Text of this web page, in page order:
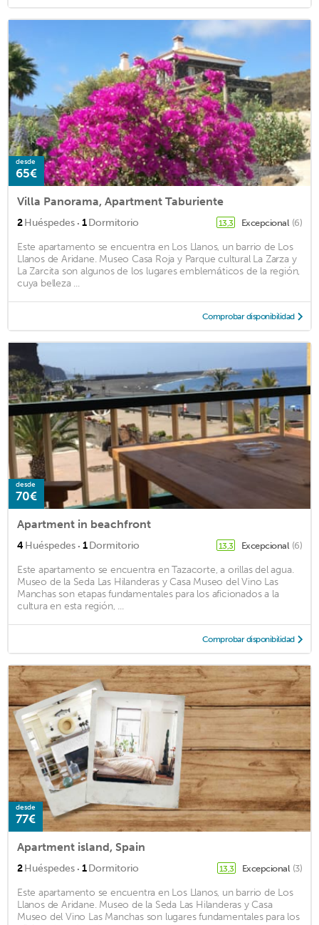
desde
65€
Villa Panorama, Apartment Taburiente
2Huéspedes · 1Dormitorio 13,3 Excepcional (6)
Este apartamento se encuentra en Los Llanos, un barrio de Los
Llanos de Aridane. Museo Casa Roja y Parque cultural La Zarza y
La Zarcita son algunos de los lugares emblemáticos de la región,
cuya belleza ...
Comprobar disponibilidad
desde
70€
Apartment in beachfront
4Huéspedes · 1Dormitorio 13,3 Excepcional (6)
Este apartamento se encuentra en Tazacorte, a orillas del agua.
Museo de la Seda Las Hilanderas y Casa Museo del Vino Las
Manchas son etapas fundamentales para los aficionados a la
cultura en esta región, ...
Comprobar disponibilidad
desde
77€
Apartment island, Spain
2Huéspedes · 1Dormitorio 13,3 Excepcional (3)
Este apartamento se encuentra en Los Llanos, un barrio de Los
Llanos de Aridane. Museo de la Seda Las Hilanderas y Casa
Museo del Vino Las Manchas son lugares fundamentales para los